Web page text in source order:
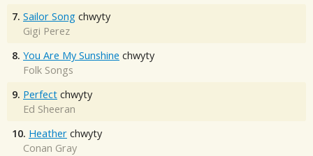
7. Sailor Song chwyty
Gigi Perez
8. You Are My Sunshine chwyty
Folk Songs
9. Perfect chwyty
Ed Sheeran
10. Heather chwyty
Conan Gray